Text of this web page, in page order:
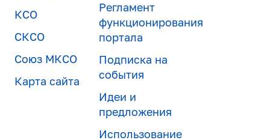
КСО
СКСО
Союз МКСО
Карта сайта
Регламент
функционирования
портала
Подписка на
события
Идеи и
предложения
Использование